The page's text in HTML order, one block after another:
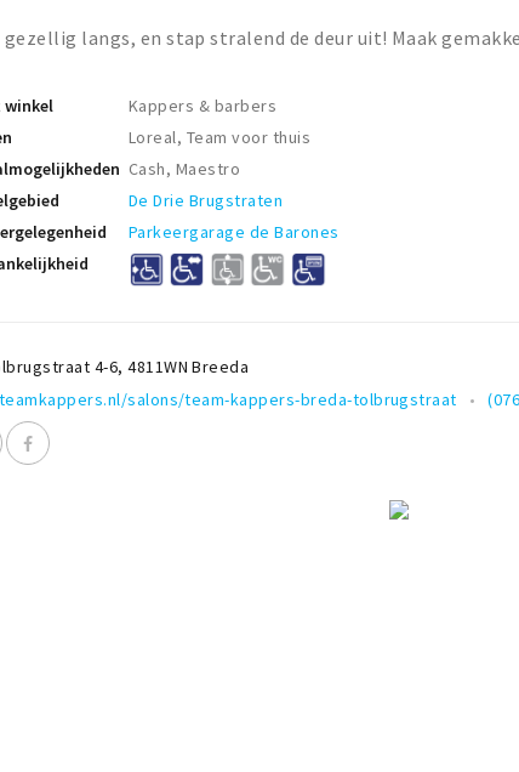
gezellig langs, en stap stralend de deur uit! Maak
winkel
Kappers & barbers
Loreal, Team voor thuis
Cash, Maestro
De Drie Brugstraten
Parkeergarage de Barones
4-6,4811WN Breeda
salons/team-kappers-breda-tolbrugstraat